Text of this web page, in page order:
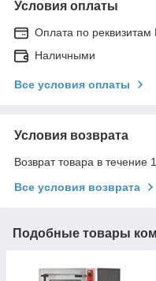
Условия оплаты
Оплата по
Наличными
Все условия оплаты
Условия возврата
Возврат товара в течение
Все условия возврата
Подобные товары